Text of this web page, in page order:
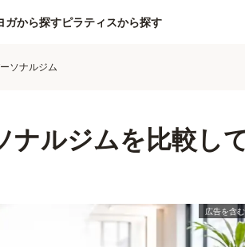
ガから探すピラティスから探す
ソナルジム
ナルジムを比較し